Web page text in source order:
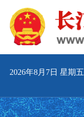
2026年8月7日 星期五